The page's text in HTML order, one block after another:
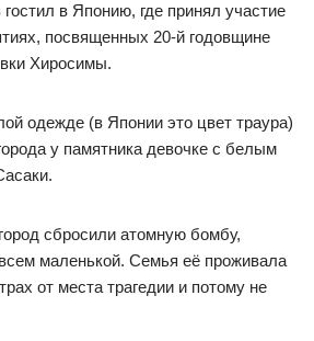
гостил в Японию, где принял участие
посвященных 20-й годовщине
Хиросимы.
одежде (в Японии это цвет траура)
у памятника девочке с белым
сбросили атомную бомбу,
маленькой. Семья её проживала
от места трагедии и потому не